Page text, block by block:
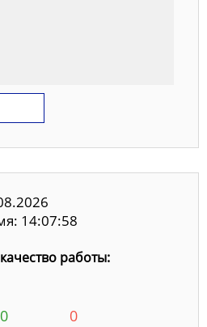
14:07:58
работы:
0 0